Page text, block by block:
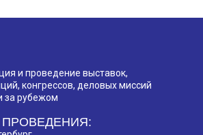
и проведение выставок,
конгрессов, деловых миссий
за рубежом